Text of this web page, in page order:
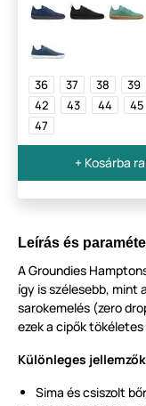
36 37 38 39
42
43 44 45
47
+ Kosárba
Leírás és
A Groundies
így is szélesebb, mint
sarokemelés (zero
ezek a cipők
Különleges jellemzők
Sima és csiszolt